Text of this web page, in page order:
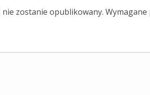
nie zostanie opublikowany. Wymagane